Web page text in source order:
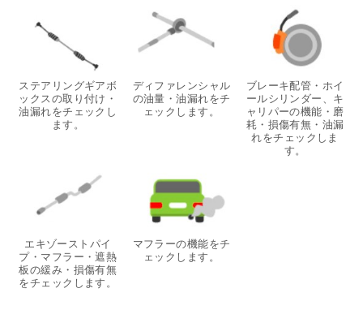
ステアリングギアボ
ックスの取り付け・
油漏れをチェックし
ます。
ディファレンシャル
の油量・油漏れをチ
ェックします。
ブレーキ配管・ホイ
ールシリンダー、キ
ャリパーの機能・磨
耗・損傷有無・油漏
れをチェックしま
す。
エキゾーストパイ
プ・マフラー・遮熱
板の緩み・損傷有無
をチェックします。
マフラーの機能をチ
ェックします。